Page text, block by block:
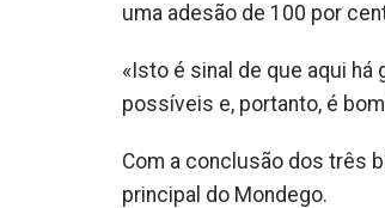
uma adesão de 100 por
«Isto é sinal de que aqui
possíveis e, portanto, é
Com a conclusão dos três
principal do Mondego.